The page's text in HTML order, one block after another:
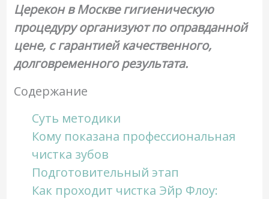
Церекон в Москве гигиеническую
процедуру организуют по оправданной
цене, с гарантией качественного,
долговременного результата.
Содержание
Суть методики
Кому показана профессиональная
чистка зубов
Подготовительный этап
Как проходит чистка Эйр Флоу: